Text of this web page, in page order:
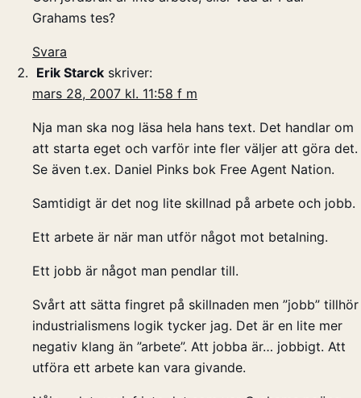
Grahams tes?
Svara
Erik Starck skriver:
mars 28, 2007 kl. 11:58 f m
Nja man ska nog läsa hela hans text. Det handlar om
att starta eget och varför inte fler väljer att göra det.
Se även t.ex. Daniel Pinks bok Free Agent Nation.
Samtidigt är det nog lite skillnad på arbete och jobb.
Ett arbete är när man utför något mot betalning.
Ett jobb är något man pendlar till.
Svårt att sätta fingret på skillnaden men ”jobb” tillhör
industrialismens logik tycker jag. Det är en lite mer
negativ klang än ”arbete”. Att jobba är… jobbigt. Att
utföra ett arbete kan vara givande.